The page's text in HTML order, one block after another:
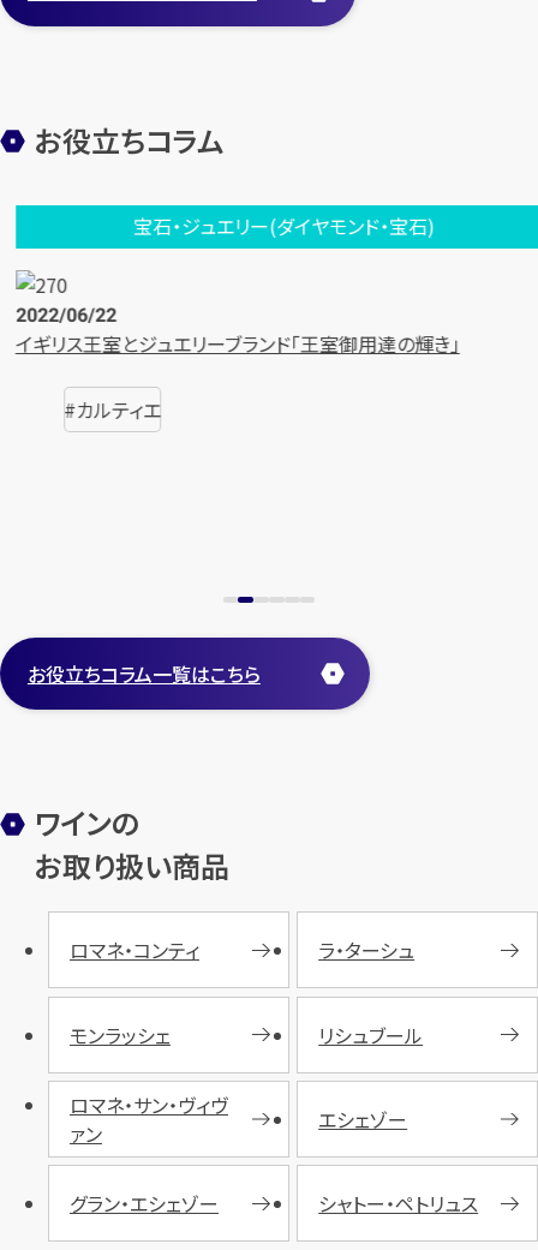
お役立ちコラム
宝石・ジュエリー(ダイヤモンド・宝石)
2022/06/22
イギリス王室とジュエリーブランド「王室御用達の輝き」
カルティエ
お役立ちコラム一覧はこちら
ワインの
お取り扱い商品
ロマネ・コンティ ラ・ターシュ
モンラッシェ リシュブール
ロマネ・サン・ヴィヴ
ァン
エシェゾー
グラン・エシェゾー シャトー・ペトリュス